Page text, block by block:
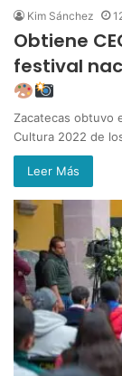
Kim Sánchez
Obtiene
festival
Zacatecas obtuvo
Cultura 2022 de
Leer Más